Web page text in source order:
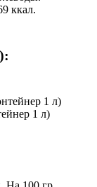
ккал.
1 л)